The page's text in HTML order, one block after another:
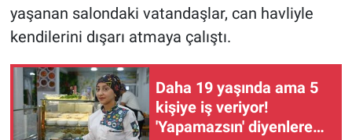
yaşanan salondaki vatandaşlar, can havliyle
kendilerini dışarı atmaya çalıştı.
Daha 19 yaşında ama 5
kişiye iş veriyor!
'Yapamazsın' diyenlere